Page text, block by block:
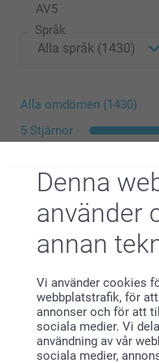
Denna
använder
annan
Vi använder cookies
webbplatstrafik, för
annonser och för att
sociala medier. Vi
användning av vår
sociala medier,
Från Gratis
Priser på tillval och
Papper 120 g
Vit (förvald)
Brun
Papper 160 g
Lyxig Vit
Gnistrande papper 120 g
Gnistrande vit
Gnistrande Silver
Gnistrande Blå
Gnistrande Guld
10 - 19
20 - 29
30+
AV5
Språk
Alla omdömen (1430)
5 Stjärnor
3 Stjärnor
2 Stjärnor
1 Stjärna
Carolin,
2026-08-04
Fina tack-kort!